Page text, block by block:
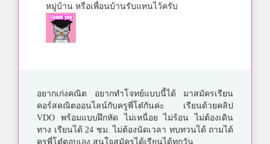
หมู่บ้าน หรือเพื่อนบ้านรับแทนไว้ครับ
อยากเก่งคณิต อยากทำโจทย์แบบนี้ได้ มาสมัครเรียน
คอร์สคณิตออนไลน์กับครูพี่โต๋กันค่ะ เรียนด้วยคลิป
VDO พร้อมแบบฝึกหัด ไม่เหนื่อย ไม่ร้อน ไม่ต้องเดิน
ทาง เรียนได้ 24 ชม. ไม่ต้องนัดเวลา ทบทวนได้ ถามได้
ครูพี่โต๋ตอบเอง สนใจสมัครได้เรียนได้ทุกวัน